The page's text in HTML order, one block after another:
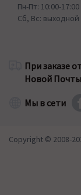
Пн-Пт: 10:00-17:00
Сб, Вс: выходной
При заказе
Новой
Мы в сети
Copyright © 2008-